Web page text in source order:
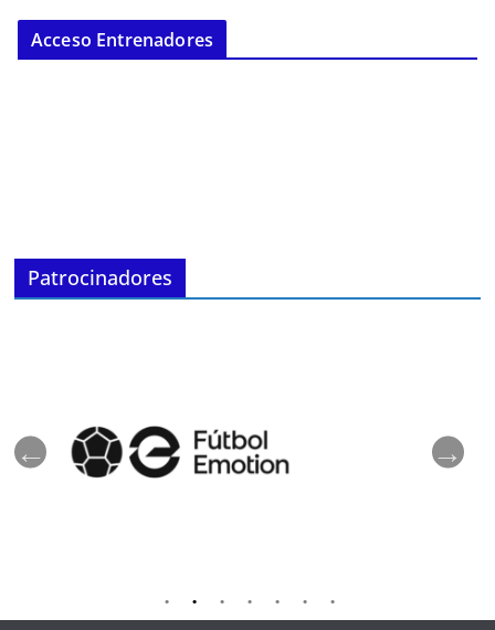
Acceso Entrenadores
Patrocinadores